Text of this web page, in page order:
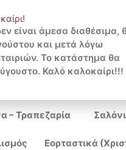
– Τραπεζαρία Σαλόνι
Εορταστικά
είναι άμεσα διαθέσιμα,
και μετά λόγω
Το κατάστημα θα
Καλό καλοκαίρι!!!